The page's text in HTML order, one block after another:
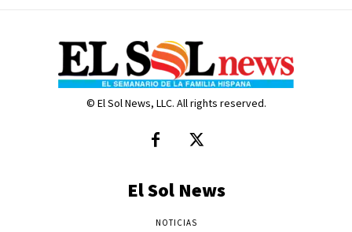
© El Sol News, LLC. All rights reserved.
El Sol News
NOTICIAS